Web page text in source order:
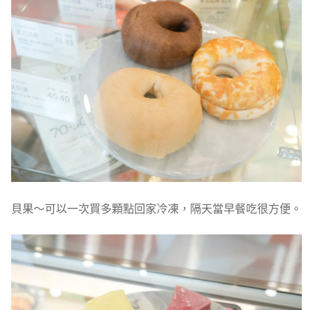
貝果～可以一次買多顆點回家冷凍，隔天當早餐吃很方便。